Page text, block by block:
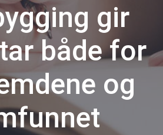
ledere
og
verneombud
gir
både for
og